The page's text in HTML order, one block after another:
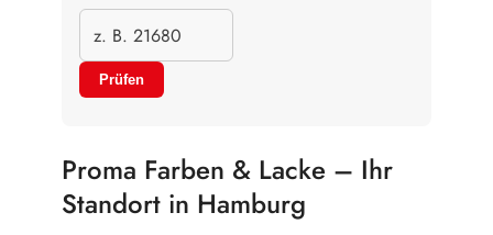
Prüfen
Proma Farben & Lacke – Ihr
Standort in Hamburg